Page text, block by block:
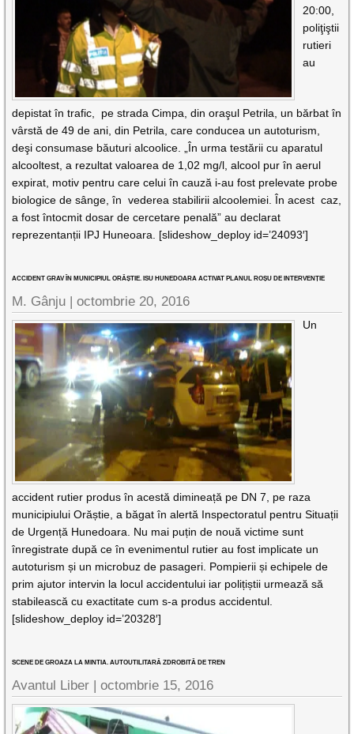
20:00,
poliţiştii
rutieri
au
depistat în trafic, pe strada Cimpa, din oraşul Petrila, un bărbat în
vârstă de 49 de ani, din Petrila, care conducea un autoturism,
deşi consumase băuturi alcoolice. „În urma testării cu aparatul
alcooltest, a rezultat valoarea de 1,02 mg/l, alcool pur în aerul
expirat, motiv pentru care celui în cauză i-au fost prelevate probe
biologice de sânge, în vederea stabilirii alcoolemiei. În acest caz,
a fost întocmit dosar de cercetare penală” au declarat
reprezentanții IPJ Huneoara. [slideshow_deploy id=’24093′]
ACCIDENT GRAV ÎN MUNICIPIUL ORĂȘTIE. ISU HUNEDOARA ACTIVAT PLANUL ROȘU DE INTERVENȚIE
M. Gânju |octombrie 20, 2016
Un
accident rutier produs în acestă dimineață pe DN 7, pe raza
municipiului Orăștie, a băgat în alertă Inspectoratul pentru Situații
de Urgență Hunedoara. Nu mai puțin de nouă victime sunt
înregistrate după ce în evenimentul rutier au fost implicate un
autoturism și un microbuz de pasageri. Pompierii și echipele de
prim ajutor intervin la locul accidentului iar polițiștii urmează să
stabilească cu exactitate cum s-a produs accidentul.
[slideshow_deploy id=’20328′]
SCENE DE GROAZA LA MINTIA. AUTOUTILITARĂ ZDROBITĂ DE TREN
Avantul Liber |octombrie 15, 2016